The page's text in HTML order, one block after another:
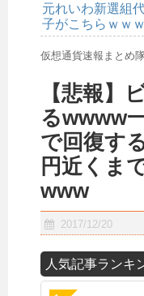
元れいわ新選組
子がこちらｗｗ
仮想通貨速報まとめ
【悲報】
るwwww
で回復す
円近くま
www
2017/12/20
人気記事ランキ